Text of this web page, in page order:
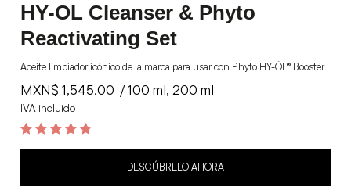
HY-OL Cleanser & Phyto
Reactivating Set
Aceite limpiador icónico de la marca para usar con Phyto HY-ÖL® Booster.…
MXN$ 1,545.00
IVA incluido
/ 100 ml, 200 ml
DESCÚBRELO AHORA